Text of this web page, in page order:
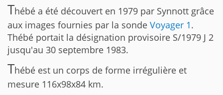
Thébé a été découvert en 1979 par Synnott grâce
aux images fournies par la sonde Voyager 1.
Thébé portait la désignation provisoire S/1979 J 2
jusqu'au 30 septembre 1983.
Thébé est un corps de forme irrégulière et
mesure 116x98x84 km.